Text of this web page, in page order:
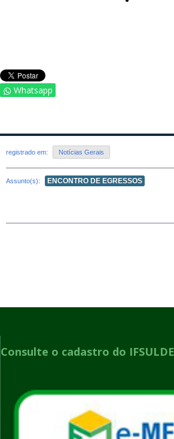
Whatsapp
registrado em: Notícias Gerais
Assunto(s): ENCONTRO DE EGRESSOS
Consulte o cadastro do